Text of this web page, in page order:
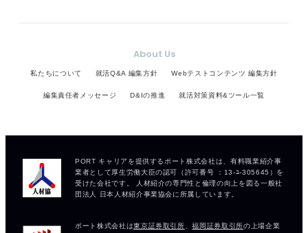
About Us
私たちについて 就活Q&A 編集方針 Webテストコンテンツ 編集方針
編集責任者メッセージ D&Iの推進 就活対策資料&ツール一覧